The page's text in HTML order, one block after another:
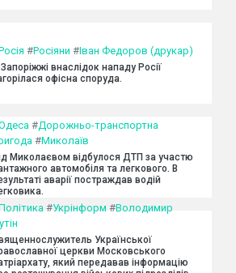
#Росіяни #Іван Федоров (друкар)
внаслідок нападу Росії
офісна споруда.
#Дорожньо-транспортна
#Миколаїв
Миколаєвом відбулося ДТП за участю
автомобіля та легкового. В
аварії постраждав водій
#Укрінформ #Володимир
Української
церкви Московського
який передавав інформацію